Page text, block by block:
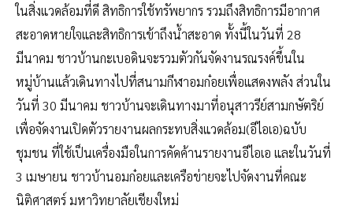
ในสิ่งแวดล้อมที่ดี สิทธิการใช้ทรัพยากร รวมถึงสิทธิการมีอากาศ
สะอาดหายใจและสิทธิการเข้าถึงน้ำสะอาด ทั้งนี้ในวันที่ 28
มีนาคม ชาวบ้านกะเบอดินจะรวมตัวกันจัดงานรณรงค์ขึ้นใน
หมู่บ้านแล้วเดินทางไปที่สนามกีฬาอมก๋อยเพื่อแสดงพลัง ส่วนใน
วันที่ 30 มีนาคม ชาวบ้านจะเดินทางมาที่อนุสาวรีย์สามกษัตริย์
เพื่อจัดงานเปิดตัวรายงานผลกระทบสิ่งแวดล้อม(อีไอเอ)ฉบับ
ชุมชน ที่ใช้เป็นเครื่องมือในการคัดค้านรายงานอีไอเอ และในวันที่
3 เมษายน ชาวบ้านอมก๋อยและเครือข่ายจะไปจัดงานที่คณะ
นิติศาสตร์ มหาวิทยาลัยเชียงใหม่